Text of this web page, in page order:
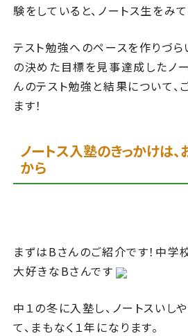
験をしていると、ノートス生をみ
テスト勉強へのペースを作りづら
の決めた目標を見事達成したノ
んのテスト勉強と結果について、
ます！
ノートス入塾のきっかけは
から
まずはBさんのご紹介です！中学
大好きなBさんです
中１の冬に入塾し、ノートスいし
て、まもなく１年になります。